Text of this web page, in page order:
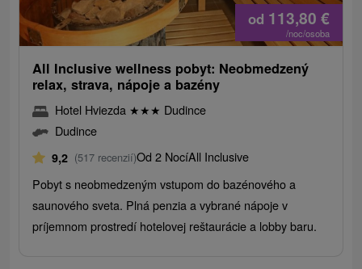
od 113,80 €
/noc/osoba
All Inclusive wellness pobyt: Neobmedzený
relax, strava, nápoje a bazény
Hotel Hviezda ★★★ Dudince
Dudince
9,2 (517 recenzií)Od 2 NocíAll Inclusive
Pobyt s neobmedzeným vstupom do bazénového a
saunového sveta. Plná penzia a vybrané nápoje v
príjemnom prostredí hotelovej reštaurácie a lobby baru.